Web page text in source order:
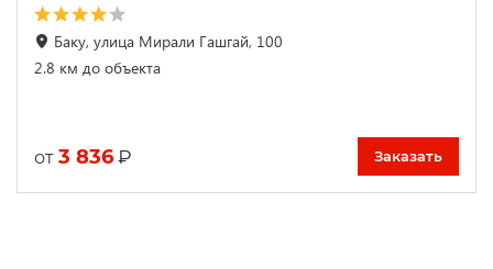
Баку, улица Мирали Гашгай, 100
2.8 км до объекта
от 3 836 ₽ Заказать